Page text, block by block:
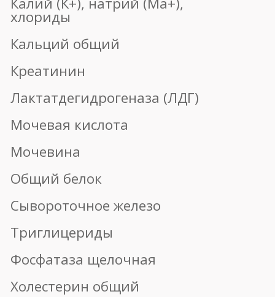
+7 910 973-30-60
Ярославль, пр. Ленина, 18/50
Записаться на прием